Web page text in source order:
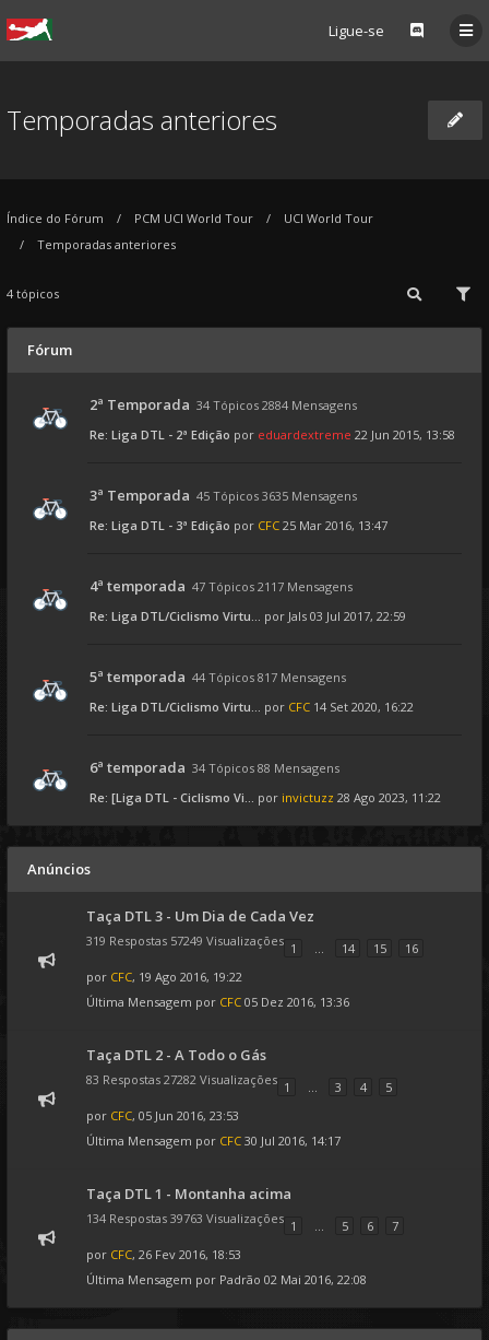
Ligue-se
Temporadas anteriores
Índice do Fórum PCM UCI World Tour
UCI World Tour
Temporadas anteriores
4 tópicos
Fórum
2ª Temporada 34 Tópicos 2884 Mensagens
Re: Liga DTL - 2ª Edição por eduardextreme 22 Jun 2015, 13:58
3ª Temporada 45 Tópicos 3635 Mensagens
Re: Liga DTL - 3ª Edição por CFC 25 Mar 2016, 13:47
4ª temporada 47 Tópicos 2117 Mensagens
Re: Liga DTL/Ciclismo Virtu... por Jals 03 Jul 2017, 22:59
5ª temporada 44 Tópicos 817 Mensagens
Re: Liga DTL/Ciclismo Virtu... por CFC 14 Set 2020, 16:22
6ª temporada 34 Tópicos 88 Mensagens
Re: [Liga DTL - Ciclismo Vi... por invictuzz 28 Ago 2023, 11:22
Anúncios
Taça DTL 3 - Um Dia de Cada Vez
319 Respostas 57249 Visualizações 1 ... 14 15
16
por CFC, 19 Ago 2016, 19:22
Última Mensagem por CFC 05 Dez 2016, 13:36
Taça DTL 2 - A Todo o Gás
83 Respostas 27282 Visualizações 1 ... 3 4
5
por CFC, 05 Jun 2016, 23:53
Última Mensagem por CFC 30 Jul 2016, 14:17
Taça DTL 1 - Montanha acima
134 Respostas 39763 Visualizações 1 ... 5 6
7
por CFC, 26 Fev 2016, 18:53
Última Mensagem por Padrão 02 Mai 2016, 22:08